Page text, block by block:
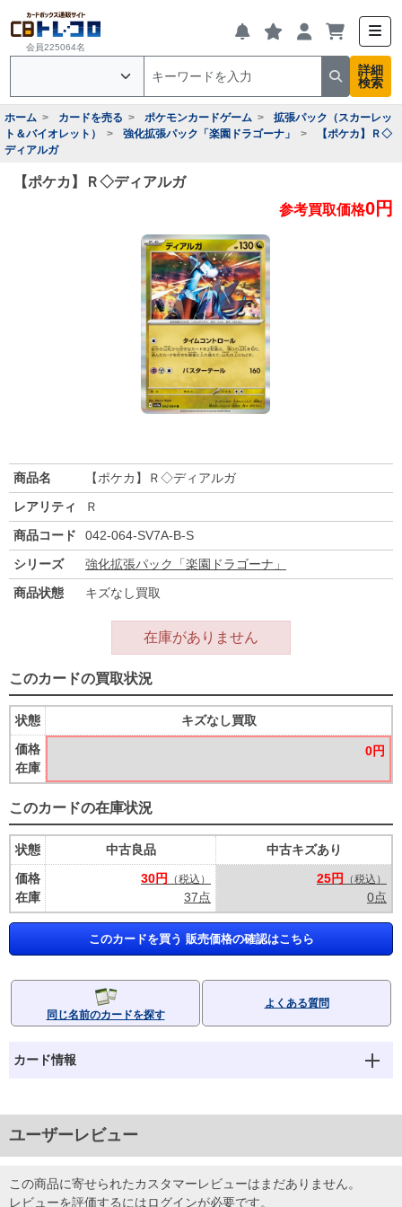
会員225064名
詳細
検索
ホーム カードを売る ポケモンカードゲーム
拡張パック（スカーレッ
ト＆バイオレット）
強化拡張パック「楽園ドラゴーナ」
【ポケカ】Ｒ◇
ディアルガ
【ポケカ】Ｒ◇ディアルガ
参考買取価格0円
商品名
【ポケカ】Ｒ◇ディアルガ
レアリティ
Ｒ
商品コード
042-064-SV7A-B-S
シリーズ
強化拡張パック「楽園ドラゴーナ」
商品状態
キズなし買取
在庫がありません
このカードの買取状況
状態
価格
在庫
キズなし買取
0円
このカードの在庫状況
状態
価格
在庫
中古良品
30円
（税込）
37点
中古キズあり
25円
（税込）
0点
このカードを買う 販売価格の確認はこちら
同じ名前のカードを探す
よくある質問
カード情報
ユーザーレビュー
この商品に寄せられたカスタマーレビューはまだありません。
レビューを評価するにはログインが必要です。